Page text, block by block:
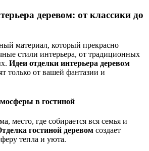
деревом: от классики до
материал, который прекрасно
стили интерьера, от традиционных
Идеи отделки интерьера деревом
только от вашей фантазии и
в гостиной
место, где собирается вся семья и
гостиной деревом создает
тепла и уюта.